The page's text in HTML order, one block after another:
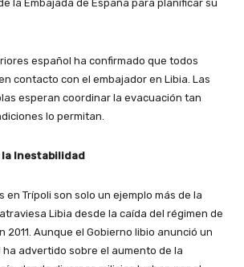
la Embajada de España para planificar su
español ha confirmado que todos
contacto con el embajador en Libia. Las
esperan coordinar la evacuación tan
lo permitan.
la Inestabilidad
Trípoli son solo un ejemplo más de la
Libia desde la caída del régimen de
2011. Aunque el Gobierno libio anunció un
ha advertido sobre el aumento de la